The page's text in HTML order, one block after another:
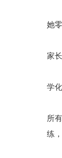
她
家
学
所
练